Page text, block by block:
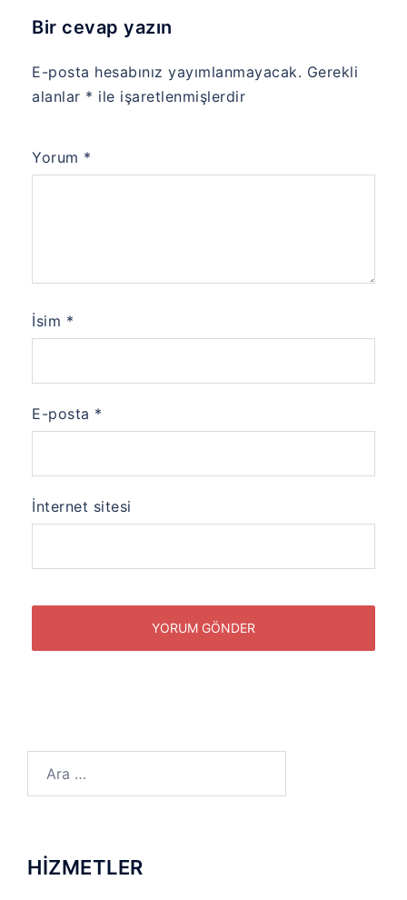
Bir cevap yazın
E-posta hesabınız yayımlanmayacak. Gerekli
alanlar * ile işaretlenmişlerdir
Yorum *
İsim *
E-posta *
İnternet sitesi
HİZMETLER